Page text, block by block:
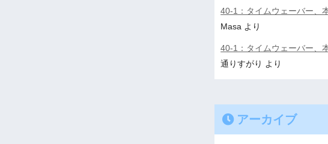
40-1：タイムウェーバー、
Masa より
40-1：タイムウェーバー、
通りすがり より
アーカイブ